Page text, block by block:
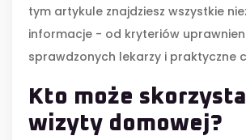
tym artykule znajdziesz wszystkie
informacje - od kryteriów
sprawdzonych lekarzy i praktyczne
Kto może
wizyty domowej?